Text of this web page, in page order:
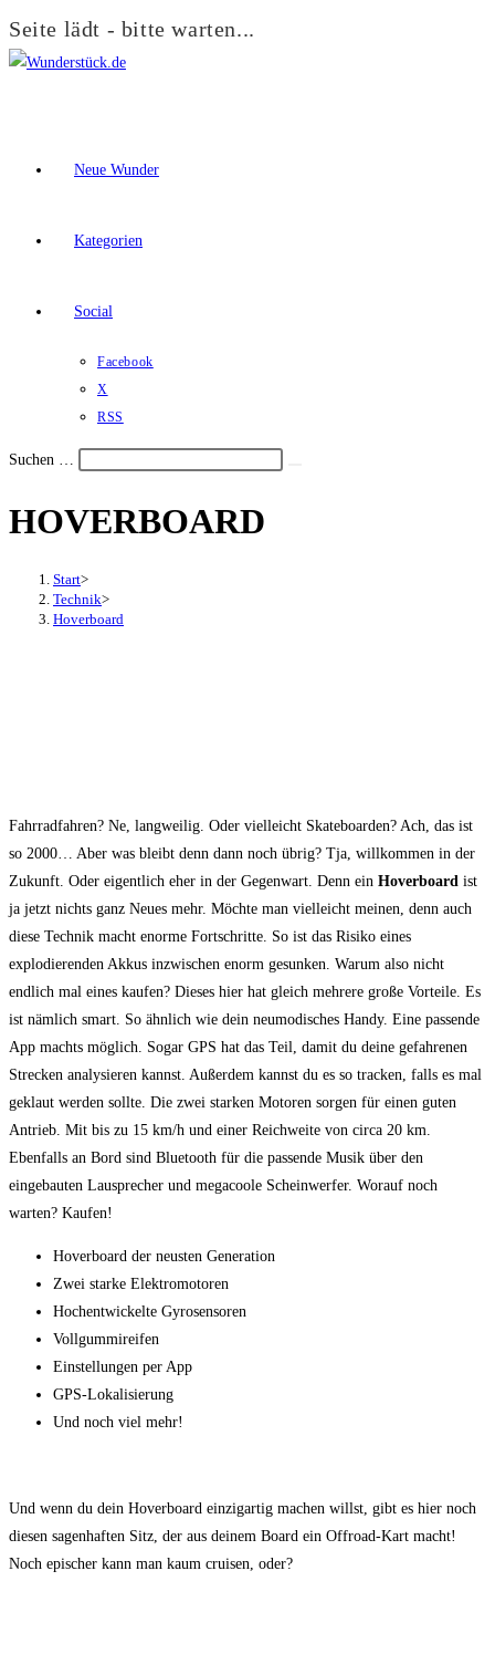
Seite lädt - bitte warten...
Zum
Neue Wunder
Kategorien
Social
Facebook
X
RSS
Suchen …
den
HOVERBOARD
Start>
Technik>
Hoverboard
Fahrradfahren? Ne, langweilig. Oder vielleicht Skateboarden? Ach, das ist
so 2000… Aber was bleibt denn dann noch übrig? Tja, willkommen in der
Zukunft. Oder eigentlich eher in der Gegenwart. Denn ein Hoverboard ist
ja jetzt nichts ganz Neues mehr. Möchte man vielleicht meinen, denn auch
diese Technik macht enorme Fortschritte. So ist das Risiko eines
explodierenden Akkus inzwischen enorm gesunken. Warum also nicht
endlich mal eines kaufen? Dieses hier hat gleich mehrere große Vorteile. Es
ist nämlich smart. So ähnlich wie dein neumodisches Handy. Eine passende
App machts möglich. Sogar GPS hat das Teil, damit du deine gefahrenen
Strecken analysieren kannst. Außerdem kannst du es so tracken, falls es mal
geklaut werden sollte. Die zwei starken Motoren sorgen für einen guten
Antrieb. Mit bis zu 15 km/h und einer Reichweite von circa 20 km.
Ebenfalls an Bord sind Bluetooth für die passende Musik über den
eingebauten Lausprecher und megacoole Scheinwerfer. Worauf noch
warten? Kaufen!
Hoverboard der neusten Generation
Zwei starke Elektromotoren
Hochentwickelte Gyrosensoren
Vollgummireifen
Einstellungen per App
GPS-Lokalisierung
Und noch viel mehr!
Und wenn du dein Hoverboard einzigartig machen willst, gibt es hier noch
diesen sagenhaften Sitz, der aus deinem Board ein Offroad-Kart macht!
Noch epischer kann man kaum cruisen, oder?